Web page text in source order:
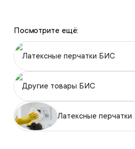
Посмотрите ещё:
Латексные перчатки БИС
Другие товары БИС
Латексные перчатки